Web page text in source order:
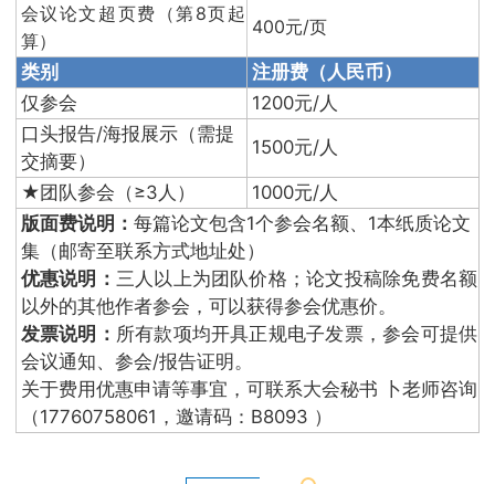
会议论文超页费（第8页起
算）
400元/页
类别
注册费（人民币）
仅参会
1200元/人
口头报告/海报展示（需提
交摘要）
1500元/人
★团队参会（≥3人）
1000元/人
版面费说明： 每篇论文包含1个参会名额、1本纸质论文
集（邮寄至联系方式地址处）
优惠说明： 三人以上为团队价格；论文投稿除免费名额
以外的其他作者参会，可以获得参会优惠价。
发票说明： 所有款项均开具正规电子发票，参会可提供
会议通知、参会/报告证明。
关于费用优惠申请等事宜，可联系大会秘书 卜老师咨询
（17760758061，邀请码：B8093 ）